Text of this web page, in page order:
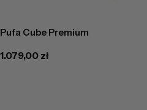
Pufa Cube Premium
Cena
1.079,00 zł